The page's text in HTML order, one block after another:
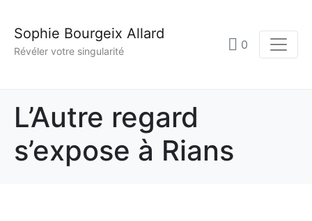
Sophie Bourgeix Allard
Révéler votre singularité 0
L’Autre regard
s’expose à Rians